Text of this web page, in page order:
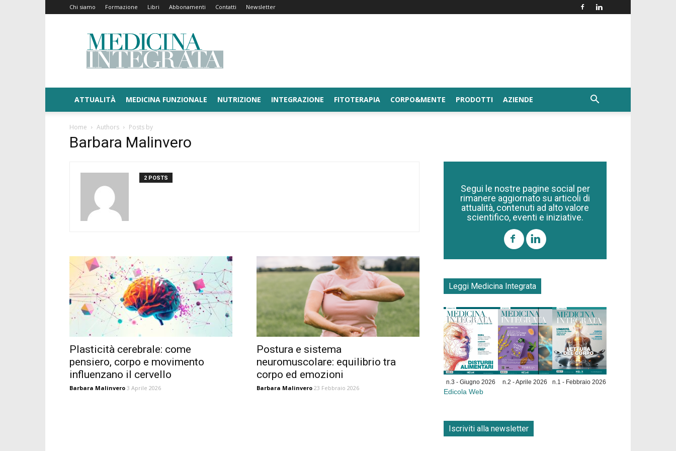
Chi siamo Formazione Libri Abbonamenti Contatti Newsletter
Medicina
Integrata
ATTUALITÀ MEDICINA FUNZIONALE NUTRIZIONE INTEGRAZIONE FITOTERAPIA CORPO&MENTE PRODOTTI AZIENDE
Home Authors Posts by
Barbara Malinvero
2 POSTS
Plasticità cerebrale: come
pensiero, corpo e movimento
influenzano il cervello
Barbara Malinvero 3 Aprile 2026
Postura e sistema
neuromuscolare: equilibrio tra
corpo ed emozioni
Barbara Malinvero 23 Febbraio 2026
Segui le nostre pagine social per
rimanere aggiornato su articoli di
attualità, contenuti ad alto valore
scientifico, eventi e iniziative.
Leggi Medicina Integrata
n.3 - Giugno 2026 n.2 - Aprile 2026 n.1 - Febbraio 2026
Edicola Web
Iscriviti alla newsletter